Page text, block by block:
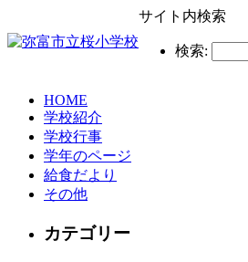
サイト内検索
検索:
HOME
学校紹介
学校行事
学年のページ
給食だより
その他
カテゴリー